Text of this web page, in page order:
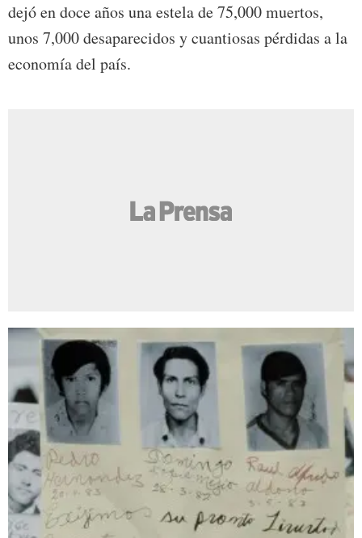
dejó en doce años una estela de 75,000 muertos,
unos 7,000 desaparecidos y cuantiosas pérdidas a la
economía del país.